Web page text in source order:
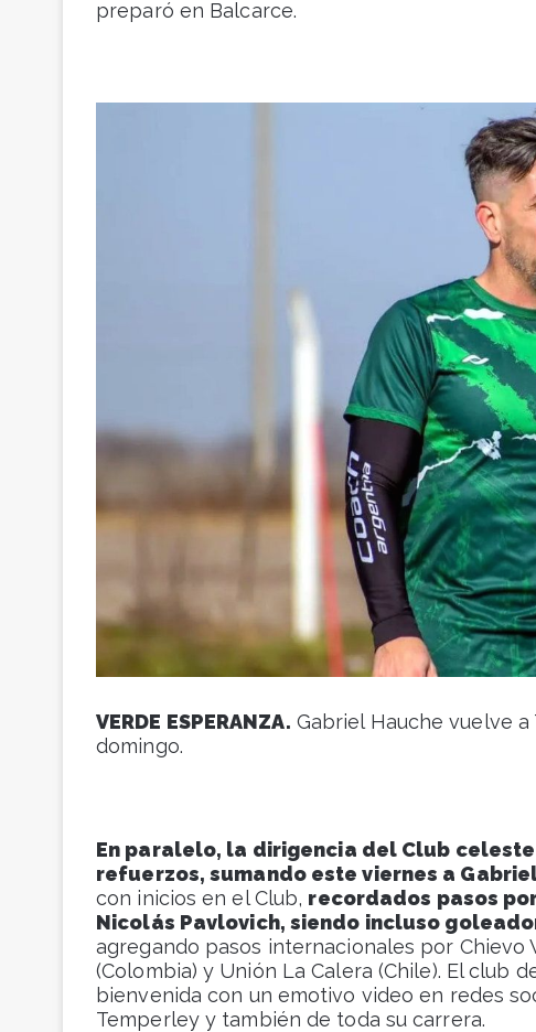
preparó en Balcarce.
VERDE ESPERANZA. Gabriel Hauche vuelve
domingo.
En paralelo, la dirigencia del Club
refuerzos, sumando este viernes a
con inicios en el Club, recordados pasos
Nicolás Pavlovich, siendo incluso
agregando pasos internacionales por Chievo
(Colombia) y Unión La Calera (Chile). El club
bienvenida con un emotivo video en redes
Temperley y también de toda su carrera.